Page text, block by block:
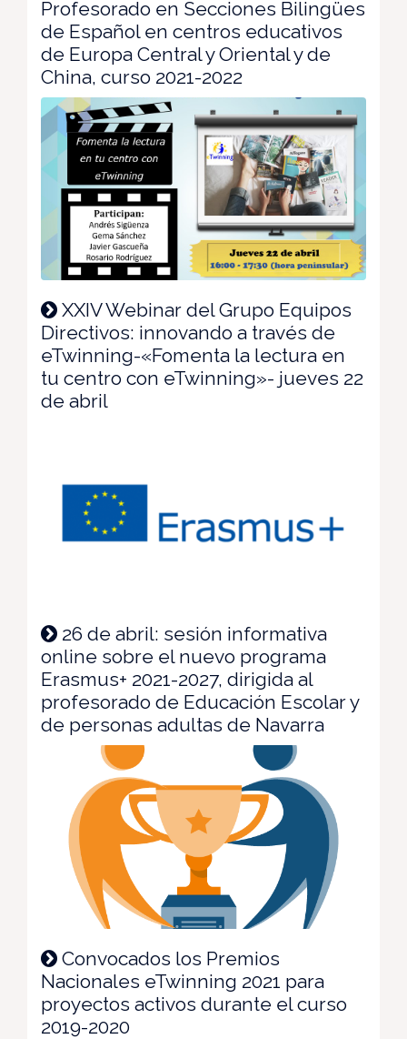
Profesorado en Secciones Bilingües
de Español en centros educativos
de Europa Central y Oriental y de
China, curso 2021-2022
XXIV Webinar del Grupo Equipos
Directivos: innovando a través de
eTwinning-«Fomenta la lectura en
tu centro con eTwinning»- jueves 22
de abril
26 de abril: sesión informativa
online sobre el nuevo programa
Erasmus+ 2021-2027, dirigida al
profesorado de Educación Escolar y
de personas adultas de Navarra
Convocados los Premios
Nacionales eTwinning 2021 para
proyectos activos durante el curso
2019-2020